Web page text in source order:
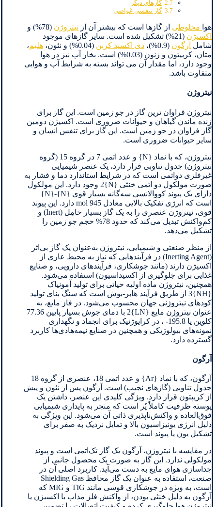
گازهای دیگر
گاز تنفسی غواصی
هوا مخلوطی از گازها است که بیشتر آن از نیتروژن (78%) و
اکسیژن
(21%) تشکیل شده است. سایر گازهای موجود
شامل آرگون (0.9%)، دی اکسید کربن (0.04%) و نئون، هلیم،
متان، کریپتون و زنون (0.03%) است. بخار آب نیز در هوا
وجود دارد، اما مقدار آن می تواند بسته به شرایط آب و هوایی
متفاوت باشد.
نیتروژن
نیتروژن فراوان ترین گاز در جو زمین است. این گاز برای
زنده ماندن گیاهان و حیوانات ضروری است. اکسیژن دومین
گاز فراوان در جو زمین است. این گاز برای تنفس انسان و
سایر حیوانات ضروری است.
نیتروژن، که با نماد {N} و عدد اتمی 7 در گروه 15 (گروه
نیتروژن) جدول تناوبی قرار دارد، یک عنصر شیمیایی
غیرفلزی دواتمی است که در شرایط استاندارد دما و فشار به
صورت مولکول دو اتمی خنثی {N}2 وجود دارد. این مولکول
دارای یک پیوند کووالانسی سه‌گانه بسیار قوی {N}-{N}
است که انرژی تفکیک بالایی معادل 945 mol دارد. این پیوند
قوی، نیتروژن عنصری را به یک گاز بسیار خامِل (Inert) و
کم‌واکنش تبدیل می‌کند که حدود 78% حجم جو زمین را
تشکیل می‌دهد.
از منظر صنعتی و شیمیایی، نیتروژن به‌عنوان یک گاز بی‌اثر
(Inerting Agent) در فرآیندهایی که نیاز به محیط عاری از
اکسیژن دارند (مانند جوشکاری، فرآیندهای دارویی، و صنایع
غذایی برای جلوگیری از اکسیداسیون) استفاده می‌شود.
همچنین، نیتروژن ماده اولیه حیاتی برای تولید آمونیاک
{NH}3 از طریق فرآیند هابر-بوش است که سنگ بنای تولید
کودهای نیتروژنی جهان محسوب می‌شود. در فاز مایع، به
عنوان نیتروژن مایع {LN}2 با دمای جوش بسیار پایین 77.36
کلوین یا 195.8- ، در کرایوژنیک برای انجماد و نگهداری
نمونه‌های بیولوژیکی و همچنین در صنایع نیمه‌هادی‌ها کاربرد
گسترده دارد.
آرگون
آرگون، که با نماد {Ar} و عدد اتمی 18، عنصری از گروه 18
جدول تناوبی (گازهای نجیب) است. آرگون پس از نئون و پیش
از کریپتون قرار دارد. ویژگی کلیدی این عنصر، داشتن یک
پوسته ظرفیت کاملاً پُر است که منجر به پایداری شیمیایی
فوق‌العاده و واکنش‌ناپذیری ذاتی آن می‌شود. این ویژگی به
دلیل انرژی یونیزاسیون بالا و تمایل نزدیک به صفر برای
تشکیل یون یا پیوند است.
در مقایسه با نیتروژن، آرگون یک گاز تک‌اتمی است و پیوند
مولکولی ندارد. این گاز به صورت یک محصول جانبی از
جداسازی هوای مایع به دست می‌آید. کاربرد اصلی آن در
صنعت، استفاده به عنوان یک گاز محافظ Shielding Gas
است، به ویژه در جوشکاری قوسی مانند TIG و MIG که
آرگون به دلیل خنثی بودن، از واکنش فلز مذاب با اکسیژن یا